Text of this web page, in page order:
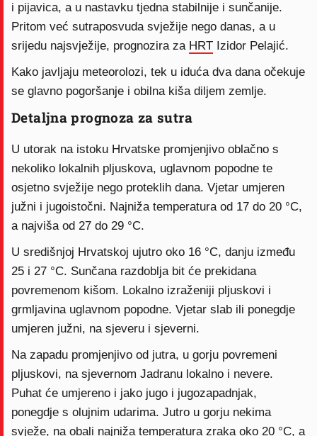
i pijavica, a u nastavku tjedna stabilnije i sunčanije.
Pritom već sutraposvuda svježije nego danas, a u
srijedu najsvježije, prognozira za HRT Izidor Pelajić.
Kako javljaju meteorolozi, tek u iduća dva dana očekuje
se glavno pogoršanje i obilna kiša diljem zemlje.
Detaljna prognoza za sutra
U utorak na istoku Hrvatske promjenjivo oblačno s
nekoliko lokalnih pljuskova, uglavnom popodne te
osjetno svježije nego proteklih dana. Vjetar umjeren
južni i jugoistočni. Najniža temperatura od 17 do 20 °C,
a najviša od 27 do 29 °C.
U središnjoj Hrvatskoj ujutro oko 16 °C, danju između
25 i 27 °C. Sunčana razdoblja bit će prekidana
povremenom kišom. Lokalno izraženiji pljuskovi i
grmljavina uglavnom popodne. Vjetar slab ili ponegdje
umjeren južni, na sjeveru i sjeverni.
Na zapadu promjenjivo od jutra, u gorju povremeni
pljuskovi, na sjevernom Jadranu lokalno i nevere.
Puhat će umjereno i jako jugo i jugozapadnjak,
ponegdje s olujnim udarima. Jutro u gorju nekima
svježe, na obali najniža temperatura zraka oko 20 °C, a